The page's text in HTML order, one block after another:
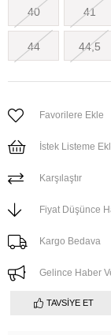
40 41
44 44,5
Favorilere Ekle
İstek Listeme
Karşılaştır
Fiyat Düşünce
Kargo Bedava
Gelince Haber
TAVSIYE ET